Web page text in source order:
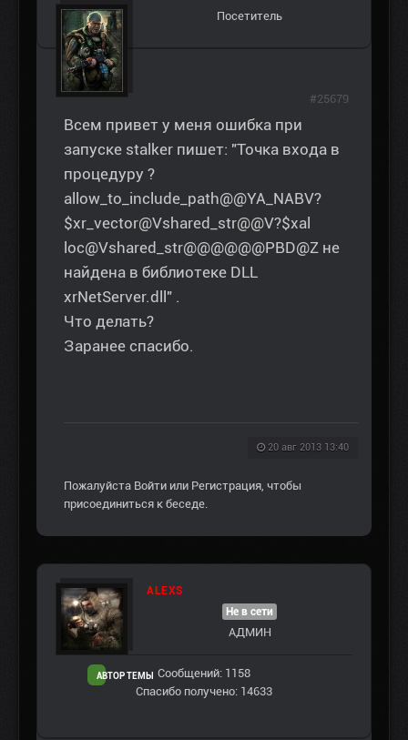
Посетитель
Всем привет у меня ошибка при
запуске stalker пишет: "Точка входа в
процедуру ?
allow_to_include_path@@YA_NABV?
$xr_vector@Vshared_str@@V?$xal
loc@Vshared_str@@@@@@PBD@Z не
найдена в библиотеке DLL
xrNetServer.dll" .
Что делать?
Заранее спасибо.
20 авг 2013 13:40
#25679
Пожалуйста Войти или Регистрация, чтобы
присоединиться к беседе.
ALEXS
АВТОР ТЕМЫ
Не в сети
АДМИН
Сообщений: 1158
Спасибо получено: 14633